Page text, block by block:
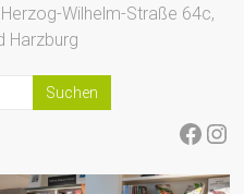
Wilhelm-Straße 64c,
Harzburg